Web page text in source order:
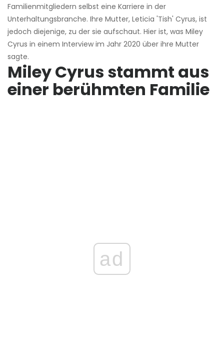
Familienmitgliedern selbst eine Karriere in der
Unterhaltungsbranche. Ihre Mutter, Leticia 'Tish' Cyrus, ist
jedoch diejenige, zu der sie aufschaut. Hier ist, was Miley
Cyrus in einem Interview im Jahr 2020 über ihre Mutter
sagte.
Miley Cyrus stammt aus
einer berühmten Familie
ad